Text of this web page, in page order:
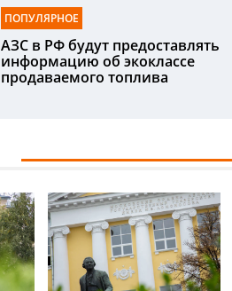
ПОПУЛЯРНОЕ
АЗС в РФ будут предоставлять
информацию об экоклассе
продаваемого топлива